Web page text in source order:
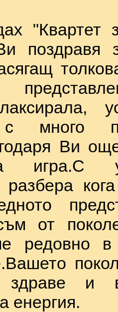
"Квартет
поздравя
много
Ви
игра.С
разбера
от
редовно
и
енергия.